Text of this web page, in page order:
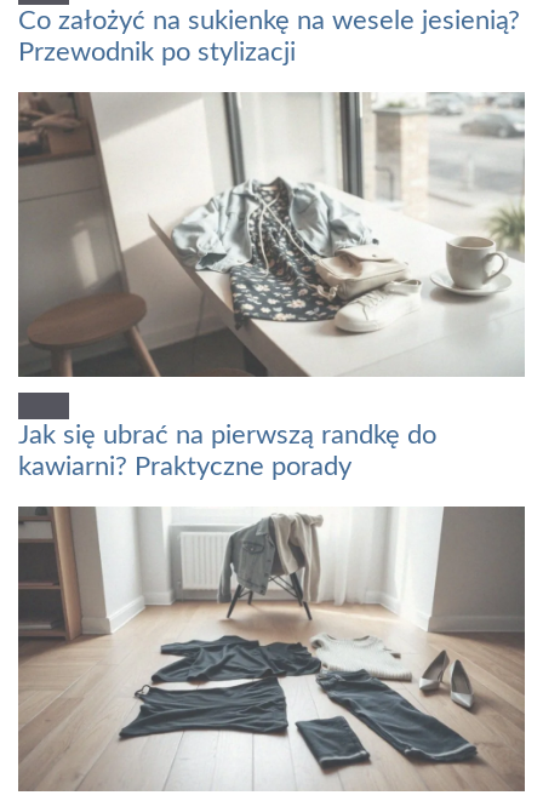
Co założyć na sukienkę na wesele jesienią?
Przewodnik po stylizacji
Jak się ubrać na pierwszą randkę do
kawiarni? Praktyczne porady